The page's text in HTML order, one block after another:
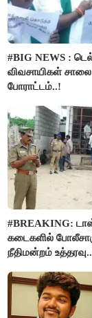
#BIG NEWS :
விவசாயிகள்
போராட்டம்..!
#BREAKING:
கடைகளில்
நீதிமன்றம்